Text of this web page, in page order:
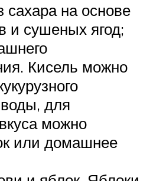
сахара на основе
и сушеных ягод;
Кисель можно
для
можно
или домашнее